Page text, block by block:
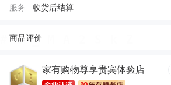
服务 收货后结算
商品评价
家有购物尊享贵宾体验店